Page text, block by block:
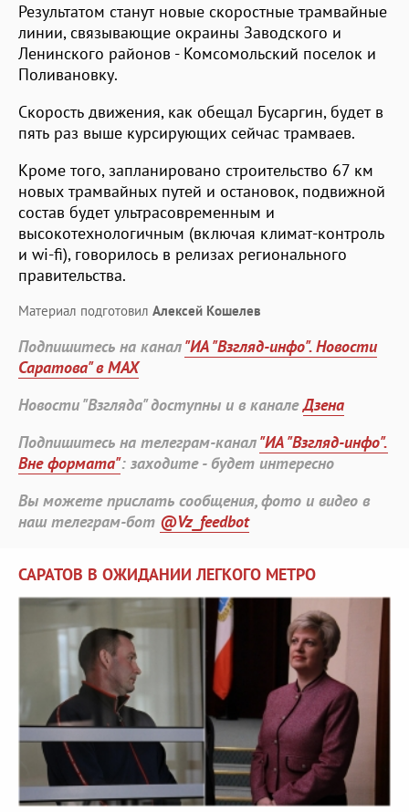
Результатом станут новые скоростные трамвайные
линии, связывающие окраины Заводского и
Ленинского районов - Комсомольский поселок и
Поливановку.
Скорость движения, как обещал Бусаргин, будет в
пять раз выше курсирующих сейчас трамваев.
Кроме того, запланировано строительство 67 км
новых трамвайных путей и остановок, подвижной
состав будет ультрасовременным и
высокотехнологичным (включая климат-контроль
и wi-fi), говорилось в релизах регионального
правительства.
Материал подготовил Алексей Кошелев
Подпишитесь на канал"ИА "Взгляд-инфо". Новости
Саратова" в MAX
Новости "Взгляда" доступны и в каналеДзена
Подпишитесь на телеграм-канал"ИА "Взгляд-инфо".
Вне формата": заходите - будет интересно
Вы можете прислать сообщения, фото и видео в
наш телеграм-бот @Vz_feedbot
САРАТОВ В ОЖИДАНИИ ЛЕГКОГО МЕТРО